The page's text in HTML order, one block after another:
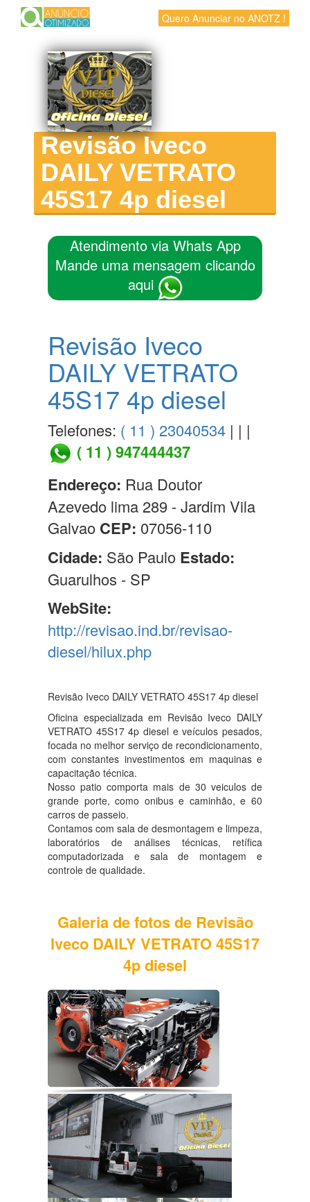
Quero Anunciar no ANOTZ !
Revisão Iveco
DAILY VETRATO
45S17 4p diesel
Atendimento via Whats App
Mande uma mensagem clicando
aqui
Revisão Iveco
DAILY VETRATO
45S17 4p diesel
Telefones: ( 11 ) 23040534 | | |
( 11 ) 947444437
Endereço: Rua Doutor
Azevedo lima 289 - Jardim Vila
Galvao CEP: 07056-110
Cidade: São Paulo Estado:
Guarulhos - SP
WebSite:
http://revisao.ind.br/revisao-
diesel/hilux.php
Revisão Iveco DAILY VETRATO 45S17 4p diesel
Oficina especializada em Revisão Iveco DAILY
VETRATO 45S17 4p diesel e veículos pesados,
focada no melhor serviço de recondicionamento,
com constantes investimentos em maquinas e
capacitação técnica.
Nosso patio comporta mais de 30 veiculos de
grande porte, como onibus e caminhão, e 60
carros de passeio.
Contamos com sala de desmontagem e limpeza,
laboratórios de análises técnicas, retífica
computadorizada e sala de montagem e
controle de qualidade.
Galeria de fotos de Revisão
Iveco DAILY VETRATO 45S17
4p diesel